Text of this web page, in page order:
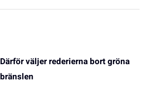
Därför väljer rederierna bort gröna
bränslen